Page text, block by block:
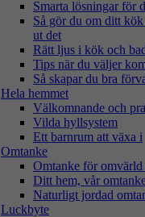
Smarta lösningar för
Så gör du om ditt
ut det
Rätt ljus i kök och
Tips när du väljer
Så skapar du bra
Hela hemmet
Välkomnande och
Vilda hyllsystem
Ett barnrum att växa i
Omtanke
Omtanke för omvärld
Ditt hem, vår
Naturligt jordad
Luckbyte